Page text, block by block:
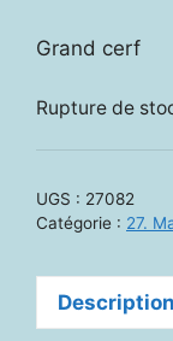
Grand cerf
Rupture de
UGS : 27082
Catégorie : 27.
Description